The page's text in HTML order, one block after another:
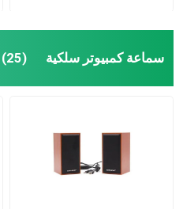
سماعة كمبيوتر سلكية (25)